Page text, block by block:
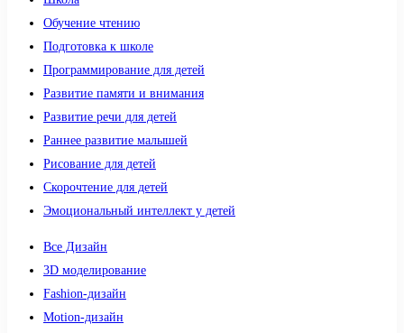
Обучение чтению
Подготовка к школе
Программирование для детей
Развитие памяти и внимания
Развитие речи для детей
Раннее развитие малышей
Рисование для детей
Скорочтение для детей
Эмоциональный интеллект у детей
Все Дизайн
3D моделирование
Fashion-дизайн
Motion-дизайн